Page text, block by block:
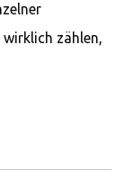
wirklich zählen,